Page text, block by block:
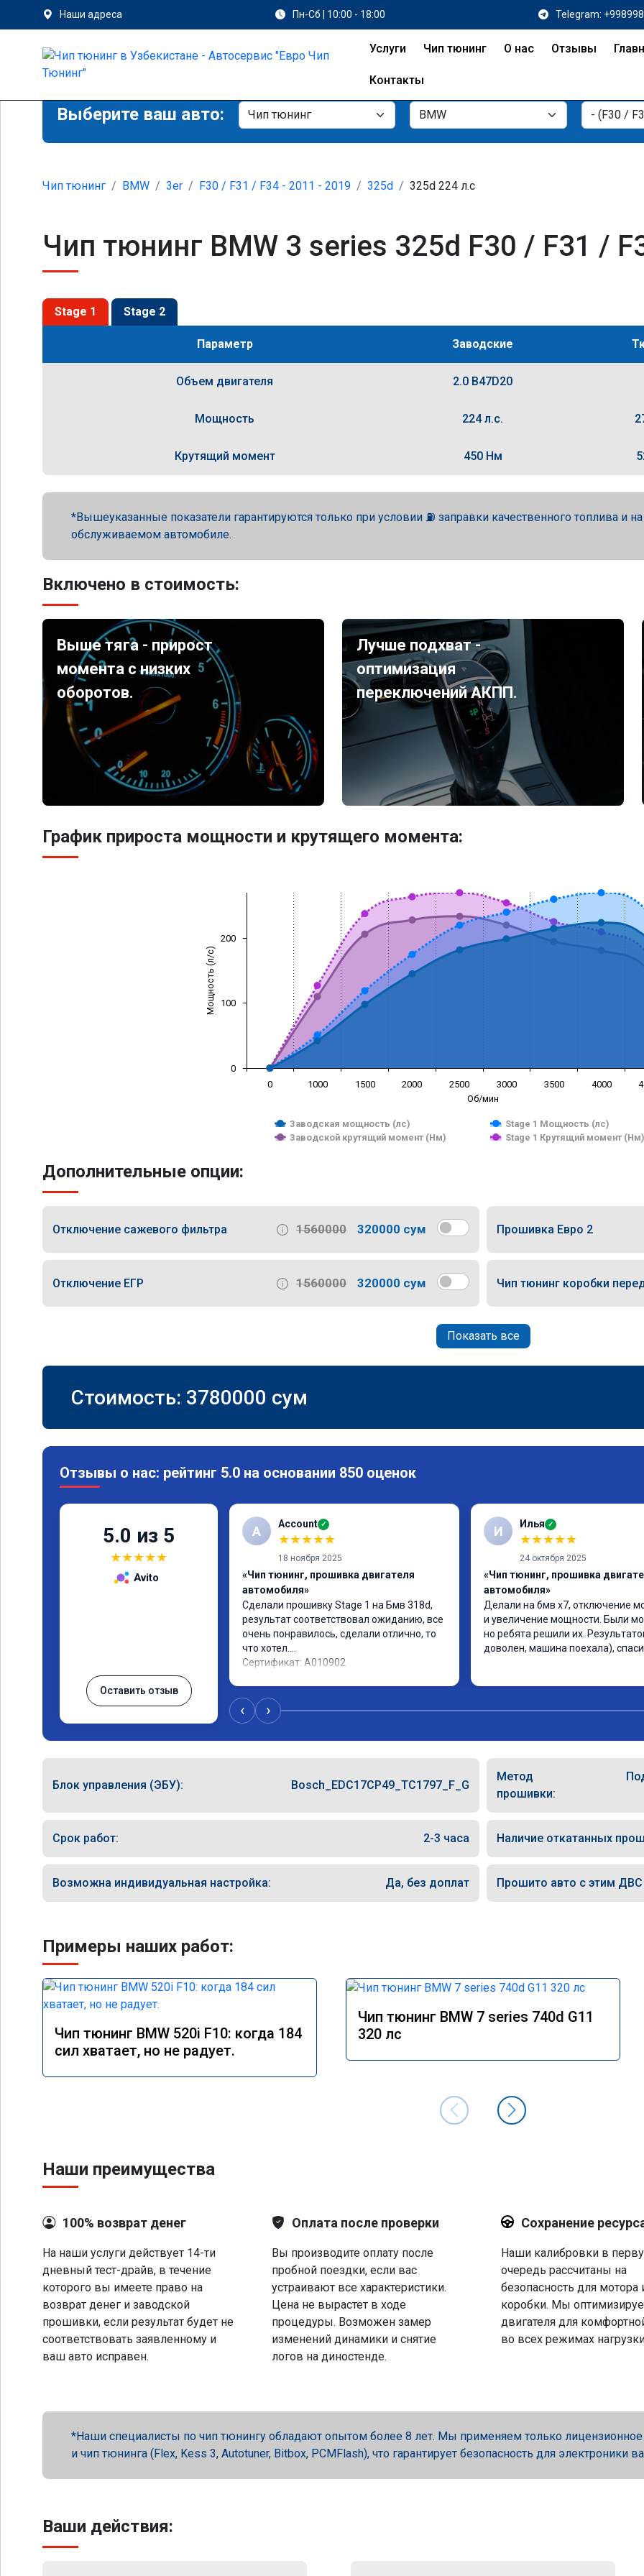
Наши адреса Пн-Сб | 10:00 - 18:00 Telegram:
Услуги Чип тюнинг О нас Отзывы
Контакты
Выберите ваш авто:
Чип тюнинг BMW 3er F30 / F31 / F34 - 2011 - 2019 325d 325d 224 л.с
Чип тюнинг BMW 3 series 325d F30 / F31 /
Stage 1 Stage 2
Параметр Заводские
Объем двигателя 2.0 B47D20
Мощность 224 л.с.
Крутящий момент 450 Нм
Вышеуказанные показатели гарантируются только при условии ⛽ заправки качественного топлива и
обслуживаемом автомобиле.
Включено в стоимость:
Выше тяга - прирост
момента с низких
оборотов.
Лучше подхват -
оптимизация
переключений АКПП.
График прироста мощности и крутящего момента:
Об/мин
Мощность (л/с)
Заводская мощность (лс)
Stage 1 Мощность (лс)
Заводской крутящий момент (Нм)
Stage 1 Крутящий момент (Нм)
0 1000 1500 2000 2500 3000 3500 4000
0
100
200
Дополнительные опции:
Отключение сажевого фильтра 1560000 320000 сум Прошивка Евро 2
Отключение ЕГР 1560000 320000 сум Чип тюнинг коробки
Показать все
Стоимость: 3780000 сум
Отзывы о нас: рейтинг 5.0 на основании 850 оценок
5.0 из 5
★★★★★
Avito
Оставить отзыв
A Account ✓
★★★★★
18 ноября 2025
«Чип тюнинг, прошивка двигателя
автомобиля»
Сделали прошивку Stage 1 на Бмв 318d,
результат соответствовал ожиданию, все
очень понравилось, сделали отлично, то
что хотел.
Сертификат: A010902
И Илья ✓
★★★★★
24 октября 2025
«Чип тюнинг, прошивка
автомобиля»
Делали на бмв х7, отключение
и увеличение мощности. Были
но ребята решили их.
доволен, машина поехала),
‹ ›
Блок управления (ЭБУ): Bosch_EDC17CP49_TC1797_F_G
Метод
прошивки:
Срок работ: 2-3 часа Наличие откатанных
Возможна индивидуальная настройка: Да, без доплат Прошито авто с этим ДВС
Примеры наших работ:
Чип тюнинг BMW 520i F10: когда 184
сил хватает, но не радует.
Чип тюнинг BMW 7 series 740d G11
320 лс
Наши преимущества
100% возврат денег
На наши услуги действует 14-ти
дневный тест-драйв, в течение
которого вы имеете право на
возврат денег и заводской
прошивки, если результат будет не
соответствовать заявленному и
ваш авто исправен.
Оплата после проверки
Вы производите оплату после
пробной поездки, если вас
устраивают все характеристики.
Цена не вырастет в ходе
процедуры. Возможен замер
изменений динамики и снятие
логов на диностенде.
Сохранение
Наши калибровки в
очередь рассчитаны на
безопасность для мотора
коробки. Мы
двигателя для
во всех режимах
Наши специалисты по чип тюнингу обладают опытом более 8 лет. Мы применяем только лицензионное
и чип тюнинга (Flex, Kess 3, Autotuner, Bitbox, PCMFlash), что гарантирует безопасность для электроники
Ваши действия: